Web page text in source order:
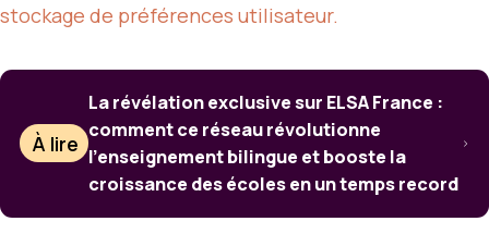
stockage de préférences utilisateur.
À lire
La révélation exclusive sur ELSA France :
comment ce réseau révolutionne
l’enseignement bilingue et booste la
croissance des écoles en un temps record